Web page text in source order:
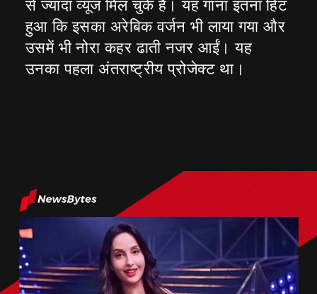
से ज्यादा व्यूज मिल चुके हैं। यह गाना इतना हिट
हुआ कि इसका अरेबिक वर्जन भी लाया गया और
उसमें भी नोरा कहर ढाती नजर आईं। यह